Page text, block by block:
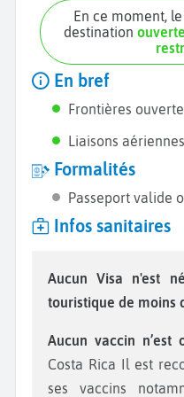
est un petit village
les agriculteurs. La
attractions
Théâtre Melico Salazar
musées.
Durant vosvacances au
National, leMusée
la Banque Centrale.
Ruines d’Ujarras,
historique. Au Costa
pratiquer des
pêche, le snorkeling et
En ce moment, le Costa Rica est une
destinationouverte
En bref
Frontières
Liaisons
Formalités
Passeport valide
Infos sanitaires
Aucun Visa n'est nécessaire pour un séjour
touristique de moins
Aucun vaccin n’est
Costa Rica Il est
ses vaccins